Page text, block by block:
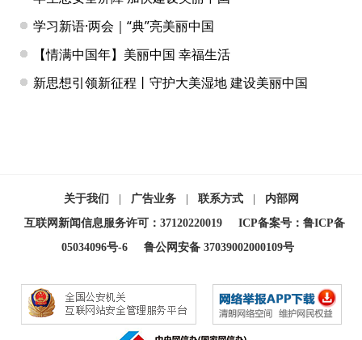
学习新语·两会｜“典”亮美丽中国
【情满中国年】美丽中国 幸福生活
新思想引领新征程丨守护大美湿地 建设美丽中国
关于我们 广告业务 联系方式
内部网
互联网新闻信息服务许可：37120220019
ICP备案号：鲁ICP备
05034096号-6
鲁公网安备 37039002000109号